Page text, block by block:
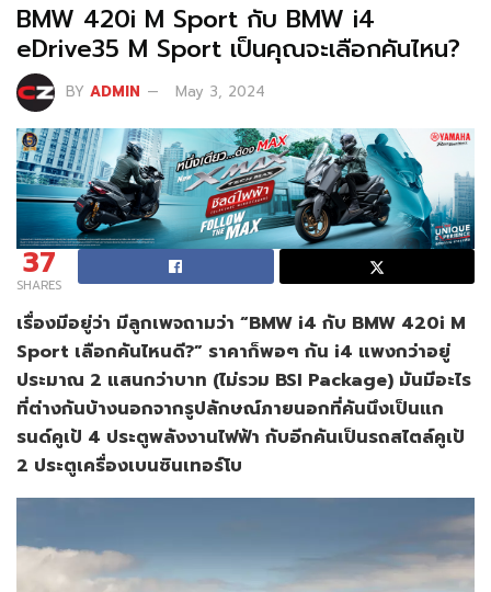
BMW 420i M Sport กับ BMW i4
eDrive35 M Sport เป็นคุณจะเลือกคันไหน?
BY ADMIN May 3, 2024
37
SHARES
เรื่องมีอยู่ว่า มีลูกเพจถามว่า “BMW i4 กับ BMW 420i M
Sport เลือกคันไหนดี?” ราคาก็พอๆ กัน i4 แพงกว่าอยู่
ประมาณ 2 แสนกว่าบาท (ไม่รวม BSI Package) มันมีอะไร
ที่ต่างกันบ้างนอกจากรูปลักษณ์ภายนอกที่คันนึงเป็นแก
รนด์คูเป้ 4 ประตูพลังงานไฟฟ้า กับอีกคันเป็นรถสไตล์คูเป้
2 ประตูเครื่องเบนซินเทอร์โบ